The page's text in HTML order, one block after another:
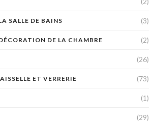
SALLE DE BAINS (3)
DE LA CHAMBRE (2)
(26)
ET VERRERIE (73)
(1)
(29)